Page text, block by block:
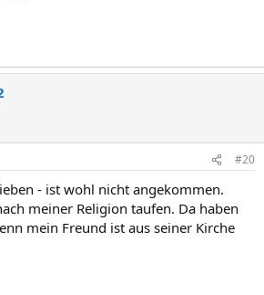
#20
- ist wohl nicht angekommen.
meiner Religion taufen. Da haben
mein Freund ist aus seiner Kirche